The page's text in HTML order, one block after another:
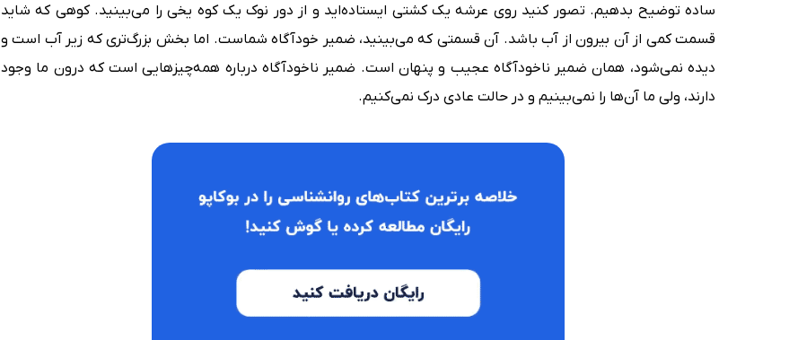
ساده توضیح بدهیم. تصور کنید روی عرشه یک کشتی ایستاده‌اید و از دور نوک یک کوه یخی را می‌بینید. کوهی که شاید
قسمت کمی از آن بیرون از آب باشد. آن قسمتی که می‌بینید، ضمیر خودآگاه شماست. اما بخش بزرگ‌تری که زیر آب است و
دیده نمی‌شود، همان ضمیر ناخودآگاه عجیب و پنهان است. ضمیر ناخودآگاه درباره همه‌چیزهایی است که درون ما وجود
دارند، ولی ما آن‌ها را نمی‌بینیم و در حالت عادی درک نمی‌کنیم.